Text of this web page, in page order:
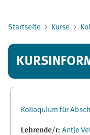
Startseite Kurse
Kolloquium für
Lehrende/r: Antje